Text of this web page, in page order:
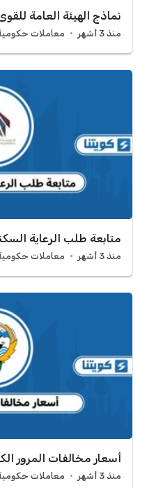
نماذج الهيئة العامة
منذ 3 أشهر معاملات
متابعة طلب الرعاية
منذ 3 أشهر معاملات
أسعار مخالفات المرور
منذ 3 أشهر معاملات